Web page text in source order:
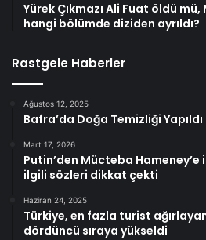
Yürek Çıkmazı Ali Fuat öldü
hangi bölümde diziden ayrıldı?
Rastgele Haberler
Ağustos 12, 2025
Bafra’da Doğa Temizliği Yapıldı
Mart 17, 2026
Putin’den Mücteba Hameney’e
ilgili sözleri dikkat çekti
Haziran 24, 2025
Türkiye, en fazla turist
dördüncü sıraya yükseldi